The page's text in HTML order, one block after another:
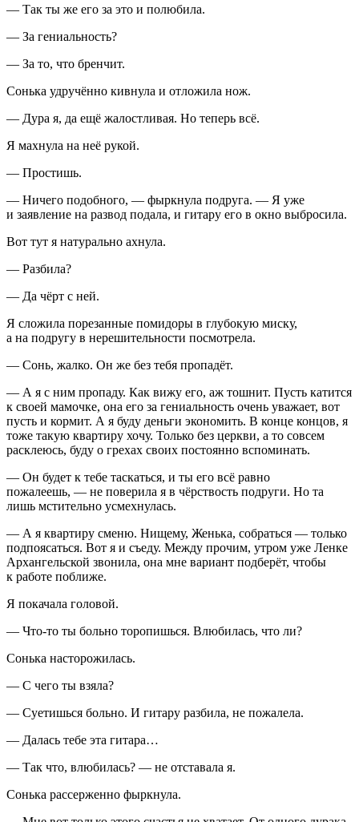
— Так ты же его за это и полюбила.
— За гениальность?
— За то, что бренчит.
Сонька удручённо кивнула и отложила нож.
— Дура я, да ещё жалостливая. Но теперь всё.
Я махнула на неё рукой.
— Простишь.
— Ничего подобного, — фыркнула подруга. — Я уже
и заявление на развод подала, и гитару его в окно выбросила.
Вот тут я натурально ахнула.
— Разбила?
— Да чёрт с ней.
Я сложила порезанные помидоры в глубокую миску,
а на подругу в нерешительности посмотрела.
— Сонь, жалко. Он же без тебя пропадёт.
— А я с ним пропаду. Как вижу его, аж тошнит. Пусть катится
к своей мамочке, она его за гениальность очень уважает, вот
пусть и кормит. А я буду деньги экономить. В конце концов, я
тоже такую квартиру хочу. Только без церкви, а то совсем
расклеюсь, буду о грехах своих постоянно вспоминать.
— Он будет к тебе таскаться, и ты его всё равно
пожалеешь, — не поверила я в чёрствость подруги. Но та
лишь мстительно усмехнулась.
— А я квартиру сменю. Нищему, Женька, собраться — только
подпоясаться. Вот я и съеду. Между прочим, утром уже Ленке
Архангельской звонила, она мне вариант подберёт, чтобы
к работе поближе.
Я покачала головой.
— Что-то ты больно торопишься. Влюбилась, что ли?
Сонька насторожилась.
— С чего ты взяла?
— Суетишься больно. И гитару разбила, не пожалела.
— Далась тебе эта гитара…
— Так что, влюбилась? — не отставала я.
Сонька рассерженно фыркнула.